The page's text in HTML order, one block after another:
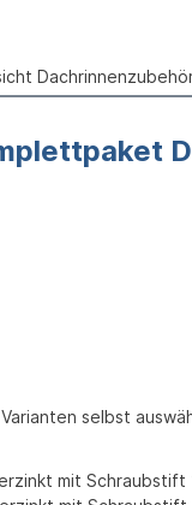
selbst
mit Schraubstift